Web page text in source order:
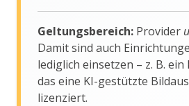
Geltungsbereich: Provider
Damit sind auch
lediglich einsetzen – z. B.
das eine KI-gestützte
lizenziert.